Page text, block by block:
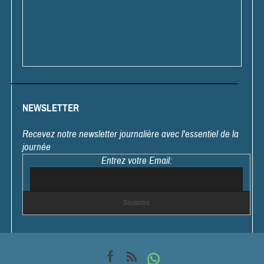
NEWSLETTER
Recevez notre newsletter journalière avec l'essentiel de la
journée
Entrez votre Email: